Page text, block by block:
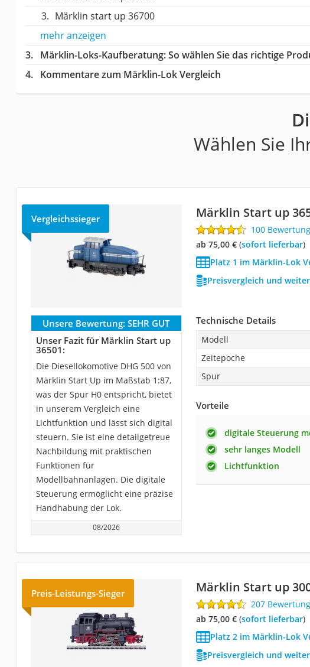
Märklin start up 36700
mehr anzeigen
Märklin-Loks-Kaufberatung: So wählen Sie das richtige
Kommentare zum Märklin-Lok Vergleich
Wählen Sie
Vergleichssieger Märklin Start up
100
ab 75,00 €( Sofort lieferbar)
Platz 1 im Märklin-Lok
Preisvergleich und
Unsere Bewertung: SEHR GUT
Unser Fazit für Märklin Start up
36501:
Die Diesellokomotive DHG 500 von
Märklin Start Up im Maßstab 1:87,
was der Spur H0 entspricht, bietet
in unserem Vergleich eine
Lichtfunktion und lässt sich digital
steuern. Sie ist eine detailgetreue
Nachbildung mit praktischen
Funktionen für
Modellbahnanlagen. Die digitale
Steuerung ermöglicht eine präzise
Handhabung der Lok.
08/2026
Technische Details
Modell
Zeitepoche
Spur
Vorteile
digitale Steuerung
sehr langes Modell
Lichtfunktion
Preis-Leistungs-Sieger Märklin Start up
207
ab 75,00 €( Sofort lieferbar)
Platz 2 im Märklin-Lok
Preisvergleich und